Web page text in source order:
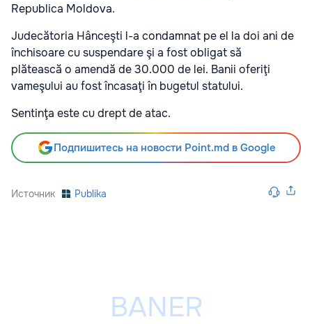
Republica Moldova.
Judecătoria Hânceşti l-a condamnat pe el la doi ani de
închisoare cu suspendare şi a fost obligat să
plătească o amendă de 30.000 de lei. Banii oferiţi
vameşului au fost încasaţi în bugetul statului.
Sentinţa este cu drept de atac.
Подпишитесь на новости Point.md в Google
Источник Publika